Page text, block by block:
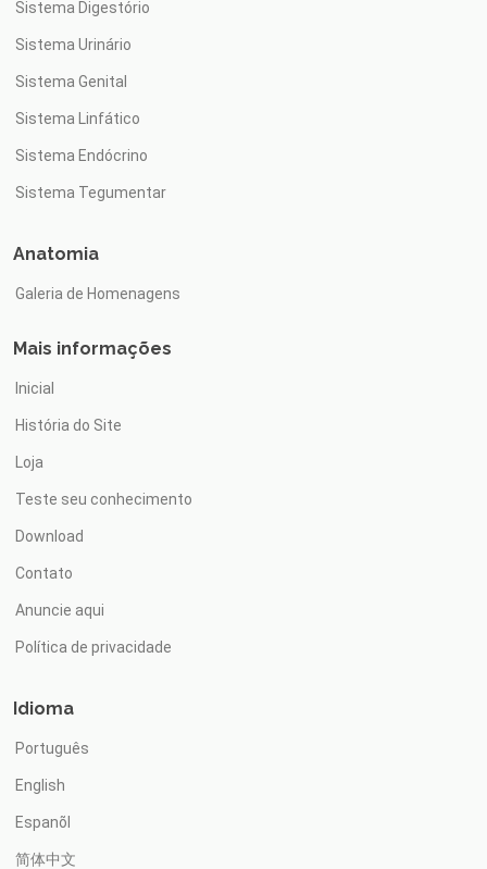
Sistema Digestório
Sistema Urinário
Sistema Genital
Sistema Linfático
Sistema Endócrino
Sistema Tegumentar
Anatomia
Galeria de Homenagens
Mais informações
Inicial
História do Site
Loja
Teste seu conhecimento
Download
Contato
Anuncie aqui
Política de privacidade
Idioma
Português
English
Espanõl
简体中文